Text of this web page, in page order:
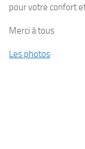
pour votre confort
Merci à tous
Les photos